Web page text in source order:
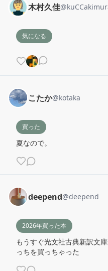
木村久佳@
気になる
こたか@kotaka
買った
夏なので。
deepend@deepend
2026年買った本
もうすぐ光文社古典新訳文
っちを買っちゃった